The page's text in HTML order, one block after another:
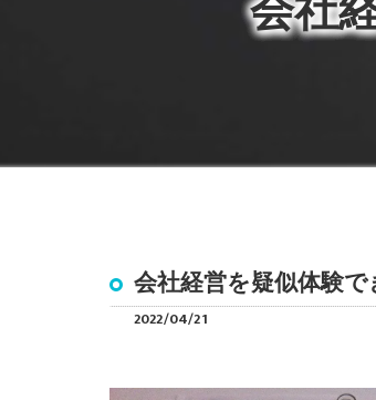
会社経営を疑似体験
2022/04/21